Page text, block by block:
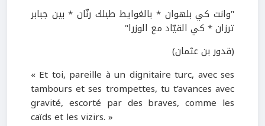
"وانت كي بلهوان * بالغوايط طبلك رنّان * بين جبابر
ترزان * كي القيّاد مع الوزرا"
(قدور بن عثمان)
« Et toi, pareille à un dignitaire turc, avec ses
tambours et ses trompettes, tu t’avances avec
gravité, escorté par des braves, comme les
caïds et les vizirs. »